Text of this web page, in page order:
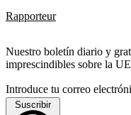
Rapporteur
Nuestro boletín diario y
imprescindibles sobre la
Introduce tu correo
Suscribir